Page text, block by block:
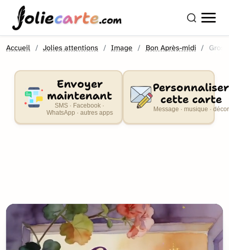
oliecarte.com
Accueil Jolies attentions Image Bon Après-midi Gros
Envoyer
maintenant
SMS · Facebook ·
WhatsApp · autres apps
Personnaliser
cette carte
Message · musique · décor